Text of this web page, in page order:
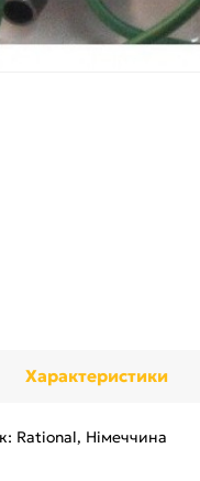
Характеристики
Rational, Німеччина